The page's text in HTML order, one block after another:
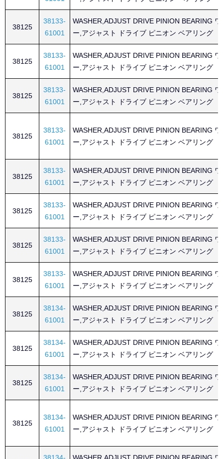
38125
38133-
61001
WASHER,ADJUST DRIVE PINION BEARING
ー,アジャスト ドライブ ピニオン ベアリング
38125
38133-
61001
WASHER,ADJUST DRIVE PINION BEARING
ー,アジャスト ドライブ ピニオン ベアリング
38125
38133-
61001
WASHER,ADJUST DRIVE PINION BEARING
ー,アジャスト ドライブ ピニオン ベアリング
38125
38133-
61001
WASHER,ADJUST DRIVE PINION BEARING
ー,アジャスト ドライブ ピニオン ベアリング
38125
38133-
61001
WASHER,ADJUST DRIVE PINION BEARING
ー,アジャスト ドライブ ピニオン ベアリング
38125
38133-
61001
WASHER,ADJUST DRIVE PINION BEARING
ー,アジャスト ドライブ ピニオン ベアリング
38125
38133-
61001
WASHER,ADJUST DRIVE PINION BEARING
ー,アジャスト ドライブ ピニオン ベアリング
38125
38133-
61001
WASHER,ADJUST DRIVE PINION BEARING
ー,アジャスト ドライブ ピニオン ベアリング
38125
38134-
61001
WASHER,ADJUST DRIVE PINION BEARING
ー,アジャスト ドライブ ピニオン ベアリング
38125
38134-
61001
WASHER,ADJUST DRIVE PINION BEARING
ー,アジャスト ドライブ ピニオン ベアリング
38125
38134-
61001
WASHER,ADJUST DRIVE PINION BEARING
ー,アジャスト ドライブ ピニオン ベアリング
38125
38134-
61001
WASHER,ADJUST DRIVE PINION BEARING
ー,アジャスト ドライブ ピニオン ベアリング